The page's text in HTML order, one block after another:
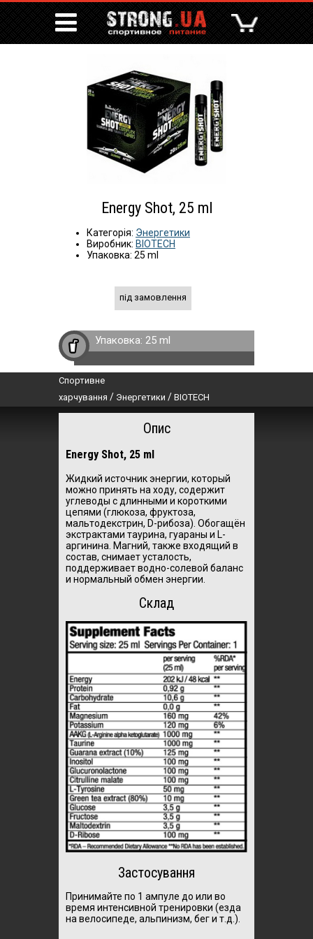
Energy Shot, 25 ml
Категорія: Энергетики
Виробник: BIOTECH
Упаковка: 25 ml
під замовлення
Упаковка: 25 ml
Спортивне
харчування / Энергетики / BIOTECH
Опис
Energy Shot, 25 ml
Жидкий источник энергии, который
можно принять на ходу, содержит
углеводы с длинными и короткими
цепями (глюкоза, фруктоза,
мальтодекстрин, D-рибоза). Обогащён
экстрактами таурина, гуараны и L-
аргинина. Магний, также входящий в
состав, снимает усталость,
поддерживает водно-солевой баланс
и нормальный обмен энергии.
Склад
Застосування
Принимайте по 1 ампуле до или во
время интенсивной тренировки (езда
на велосипеде, альпинизм, бег и т.д.).